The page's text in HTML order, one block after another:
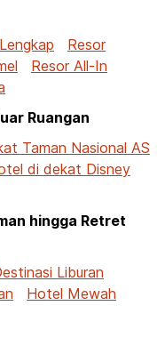
Resor
Resor All-In
Ruangan
Taman Nasional AS
di dekat Disney
hingga Retret
Liburan
Hotel Mewah